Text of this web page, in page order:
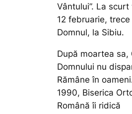
Vântului”. La
12 februarie, trece
Domnul, la Sibiu.
După moartea sa,
Domnului nu
Rămâne în
1990, Biserica
Română îi ridică